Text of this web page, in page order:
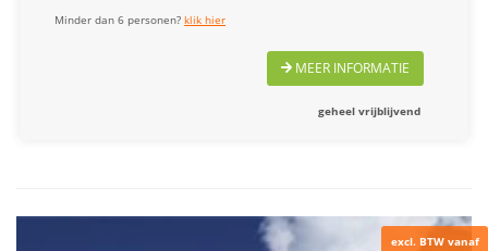
Minder dan 6 personen?klik hier
MEER INFORMATIE
geheel vrijblijvend
excl. BTW vanaf